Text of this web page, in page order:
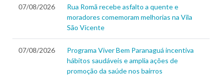
07/08/2026
Rua Romã recebe asfalto a quente e
moradores comemoram melhorias na Vila
São Vicente
07/08/2026
Programa Viver Bem Paranaguá incentiva
hábitos saudáveis e amplia ações de
promoção da saúde nos bairros